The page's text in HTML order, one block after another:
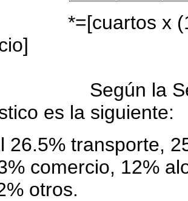
x (1-
la Sectur,
es la siguiente:
26.5% transporte,
comercio, 12%
otros.